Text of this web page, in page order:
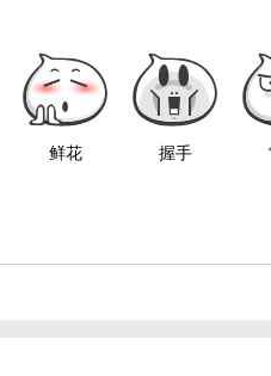
鲜花 握手